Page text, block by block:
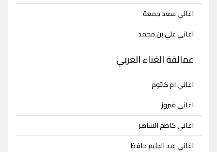
اغاني سعد جمعة
اغاني علي بن محمد
عمالقة الغناء العربي
اغاني ام كلثوم
اغاني فيروز
اغاني كاظم الساهر
اغاني عبد الحليم حافظ